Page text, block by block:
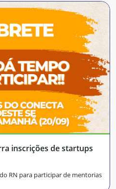
inscrições de startups
RN para participar de mentorias